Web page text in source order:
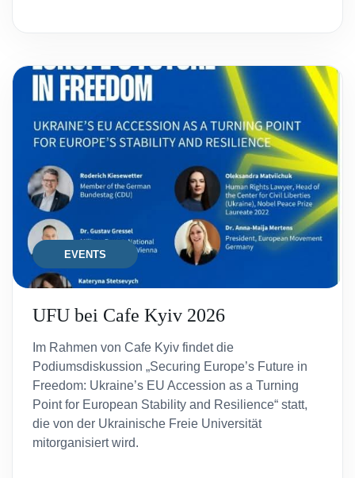
EVENTS
UFU bei Cafe Kyiv 2026
Im Rahmen von Cafe Kyiv findet die
Podiumsdiskussion „Securing Europe’s Future in
Freedom: Ukraine’s EU Accession as a Turning
Point for European Stability and Resilience“ statt,
die von der Ukrainische Freie Universität
mitorganisiert wird.